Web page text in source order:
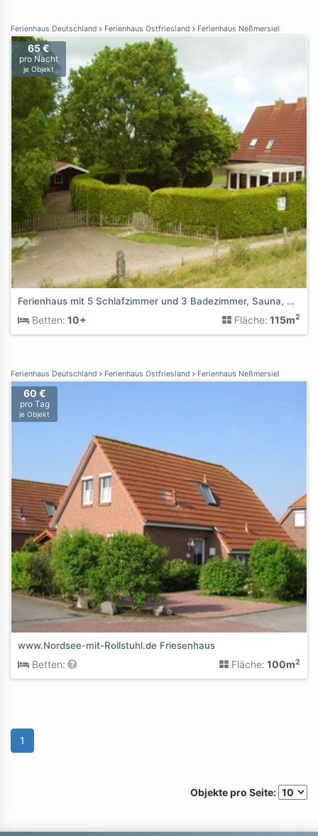
Ferienhaus Deutschland Ferienhaus Ostfriesland Ferienhaus Neßmersiel
65 €
pro Nacht
je Objekt
Ferienhaus mit 5 Schlafzimmer und 3 Badezimmer, Sauna, Hund
Betten: 10+ Fläche: 115m2
Ferienhaus Deutschland Ferienhaus Ostfriesland Ferienhaus Neßmersiel
60 €
pro Tag
je Objekt
www.Nordsee-mit-Rollstuhl.de Friesenhaus
Betten: Fläche: 100m2
1
Objekte pro Seite: